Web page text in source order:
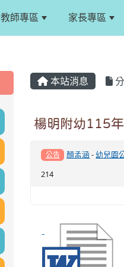
教師專區 家長專區
本站消息
楊明附幼115
公告 顏孟涵 -幼兒園
214